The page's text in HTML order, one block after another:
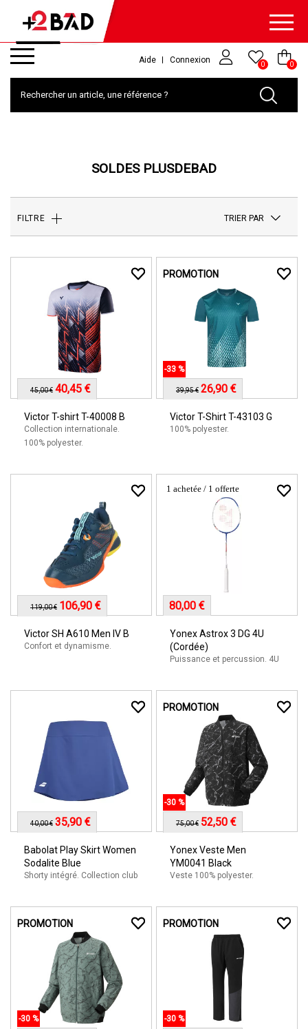
Aide Connexion 0 0
SOLDES PLUSDEBAD
FILTRE TRIER PAR
Victor T-shirt T-40008 B
Collection internationale.
100% polyester.
45,00 € 40,45 €
PROMOTION
Victor T-Shirt T-43103 G
100% polyester.
-33 %
39,95 € 26,90 €
Victor SH A610 Men IV B
Confort et dynamisme.
119,00 € 106,90 €
1 achetée / 1 offerte
Yonex Astrox 3 DG 4U
(Cordée)
Puissance et percussion. 4U
80,00 €
Babolat Play Skirt Women
Sodalite Blue
Shorty intégré. Collection club
40,00 € 35,90 €
PROMOTION
Yonex Veste Men
YM0041 Black
Veste 100% polyester.
-30 %
75,00 € 52,50 €
PROMOTION
-30 %
PROMOTION
-30 %